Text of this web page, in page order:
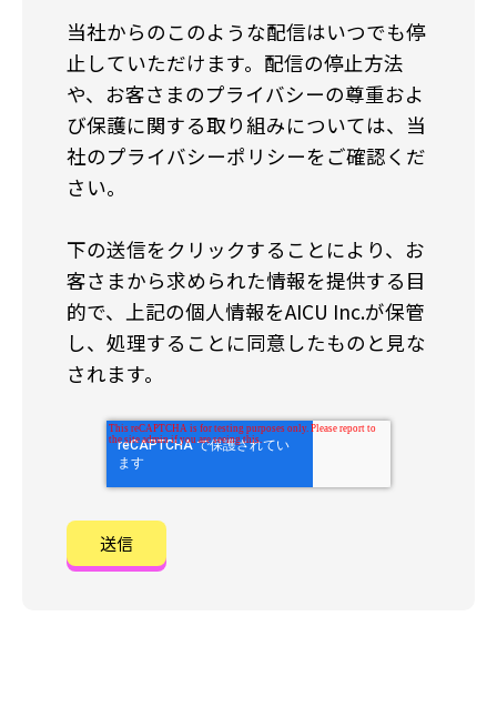
当社からのこのような配信はいつでも停
止していただけます。配信の停止方法
や、お客さまのプライバシーの尊重およ
び保護に関する取り組みについては、当
社のプライバシーポリシーをご確認くだ
さい。
下の送信をクリックすることにより、お
客さまから求められた情報を提供する目
的で、上記の個人情報をAICU Inc.が保管
し、処理することに同意したものと見な
されます。